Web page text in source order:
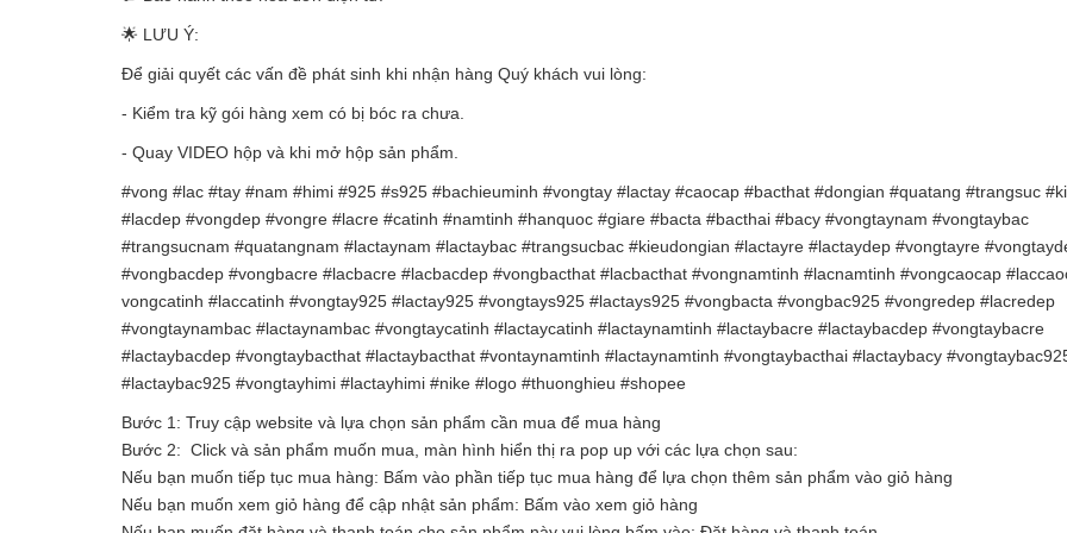
🌟 LƯU Ý:
Để giải quyết các vấn đề phát sinh khi nhận hàng Quý khách vui lòng:
- Kiểm tra kỹ gói hàng xem có bị bóc ra chưa.
- Quay VIDEO hộp và khi mở hộp sản phẩm.
#vong #lac #tay #nam #himi #925 #s925 #bachieuminh #vongtay #lactay #caocap #bacthat #dongian #quatang #trangsuc
#lacdep #vongdep #vongre #lacre #catinh #namtinh #hanquoc #giare #bacta #bacthai #bacy #vongtaynam #vongtaybac
#trangsucnam #quatangnam #lactaynam #lactaybac #trangsucbac #kieudongian #lactayre #lactaydep #vongtayre
#vongbacdep #vongbacre #lacbacre #lacbacdep #vongbacthat #lacbacthat #vongnamtinh #lacnamtinh #vongcaocap
vongcatinh #laccatinh #vongtay925 #lactay925 #vongtays925 #lactays925 #vongbacta #vongbac925 #vongredep #lacredep
#vongtaynambac #lactaynambac #vongtaycatinh #lactaycatinh #lactaynamtinh #lactaybacre #lactaybacdep #vongtaybacre
#lactaybacdep #vongtaybacthat #lactaybacthat #vontaynamtinh #lactaynamtinh #vongtaybacthai #lactaybacy
#lactaybac925 #vongtayhimi #lactayhimi #nike #logo #thuonghieu #shopee
Bước 1: Truy cập website và lựa chọn sản phẩm cần mua để mua hàng
Bước 2: Click và sản phẩm muốn mua, màn hình hiển thị ra pop up với các lựa chọn sau:
Nếu bạn muốn tiếp tục mua hàng: Bấm vào phần tiếp tục mua hàng để lựa chọn thêm sản phẩm vào giỏ hàng
Nếu bạn muốn xem giỏ hàng để cập nhật sản phẩm: Bấm vào xem giỏ hàng